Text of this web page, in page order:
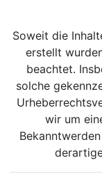
Soweit die
erstellt
beachtet.
solche
wir um